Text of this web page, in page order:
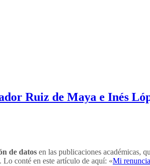
Ruiz de Maya e Inés
de datos en las publicaciones académicas,
. Lo conté en este artículo de aquí: «Mi